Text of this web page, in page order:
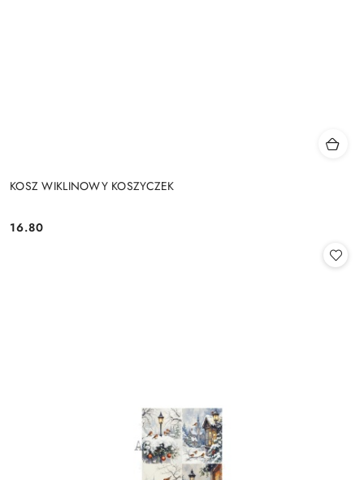
KOSZ WIKLINOWY KOSZYCZEK
Cena:
16.80